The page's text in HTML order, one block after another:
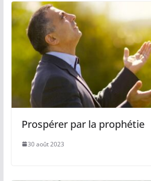
Prospérer par la prophétie
30 août 2023